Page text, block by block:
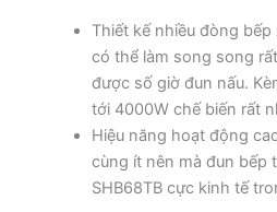
Thiết kế nhiều đòng
có thể làm song song
được số giờ đun nấu.
tới 4000W chế biến rất
Hiệu năng hoạt động
cùng ít nên mà đun bếp
SHB68TB cực kinh tế